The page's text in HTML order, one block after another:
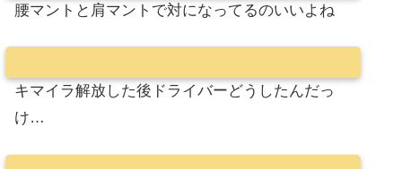
腰マントと肩マントで対になってるのいいよね
キマイラ解放した後ドライバーどうしたんだっ
け…